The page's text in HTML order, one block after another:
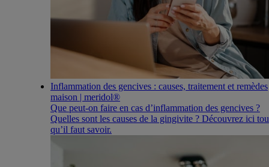
Inflammation des gencives : causes, traitement et remèdes
maison | meridol®
Que peut-on faire en cas d’inflammation des gencives ?
Quelles sont les causes de la gingivite ? Découvrez ici
qu’il faut savoir.